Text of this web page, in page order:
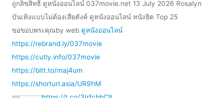
ถูกลิขสิทธิ์ ดูหนังออนไลน์ 037movie.net 13 July 2026 Rosalyn
บันเทิงแบบไม่ต้องเสียตังค์ ดูหนังออนไลน์ หนังฮิต Top 25
ขอขอบพระคุณby web ดูหนังออนไลน์
https://rebrand.ly/037movie
https://cutly.info/037movie
https://bitt.to/maj4um
https://shorturl.asia/UR9hM